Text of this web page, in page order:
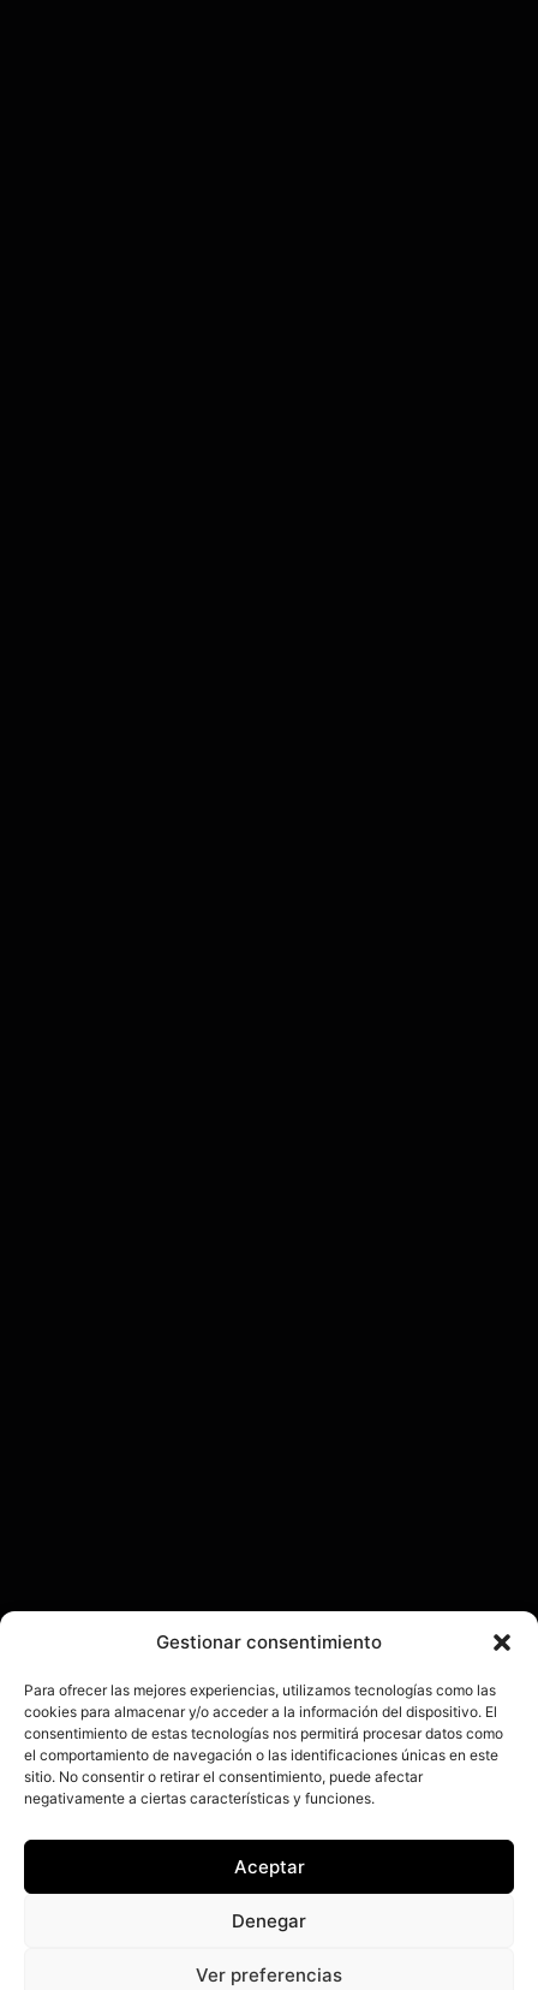
Gestionar consentimiento
Para ofrecer las mejores experiencias, utilizamos tecnologías como las
cookies para almacenar y/o acceder a la información del dispositivo. El
consentimiento de estas tecnologías nos permitirá procesar datos como
el comportamiento de navegación o las identificaciones únicas en este
sitio. No consentir o retirar el consentimiento, puede afectar
negativamente a ciertas características y funciones.
Aceptar
Denegar
Ver preferencias